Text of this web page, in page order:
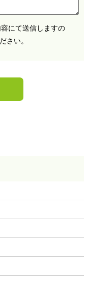
にて送信しますの
さい。